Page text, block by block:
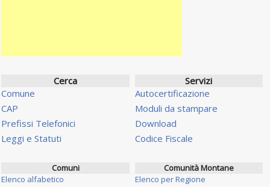
Cerca
Comune
CAP
Prefissi Telefonici
Leggi e Statuti
Servizi
Autocertificazione
Moduli da stampare
Download
Codice Fiscale
Comuni
Elenco alfabetico
Comunità Montane
Elenco per Regione